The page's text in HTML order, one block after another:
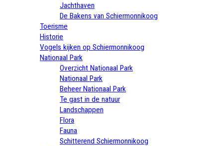
Jachthaven
De Bakens van Schiermonnikoog
Toerisme
Historie
Vogels kijken op Schiermonnikoog
Nationaal Park
Overzicht Nationaal Park
Nationaal Park
Beheer Nationaal Park
Te gast in de natuur
Landschappen
Flora
Fauna
Schitterend Schiermonnikoog